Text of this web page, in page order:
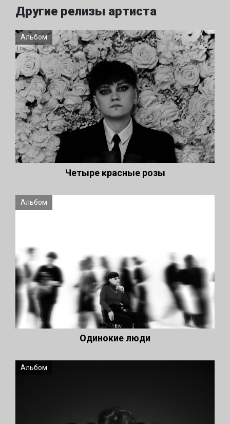
Другие релизы артиста
Альбом
Четыре красные розы
Альбом
Одинокие люди
Альбом